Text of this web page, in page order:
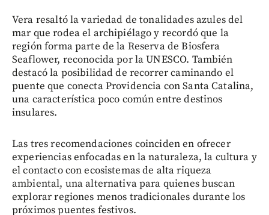
Vera resaltó la variedad de tonalidades azules del
mar que rodea el archipiélago y recordó que la
región forma parte de la Reserva de Biosfera
Seaflower, reconocida por la UNESCO. También
destacó la posibilidad de recorrer caminando el
puente que conecta Providencia con Santa Catalina,
una característica poco común entre destinos
insulares.
Las tres recomendaciones coinciden en ofrecer
experiencias enfocadas en la naturaleza, la cultura y
el contacto con ecosistemas de alta riqueza
ambiental, una alternativa para quienes buscan
explorar regiones menos tradicionales durante los
próximos puentes festivos.